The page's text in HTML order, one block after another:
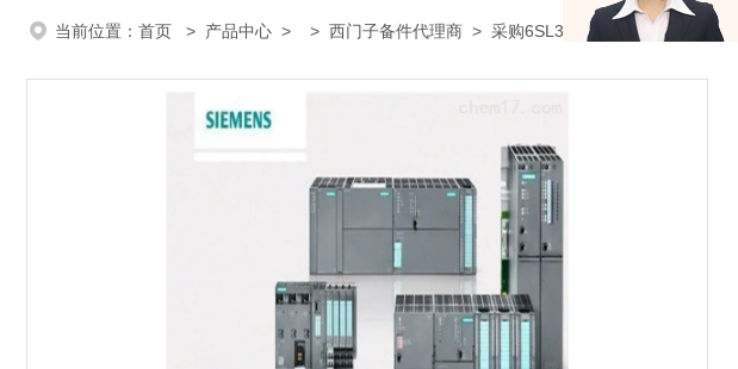
当前位置： 首页 > 产品中心 > > 西门子备件代理商 > 采购6SL3203-0CE21-8AA0哪里